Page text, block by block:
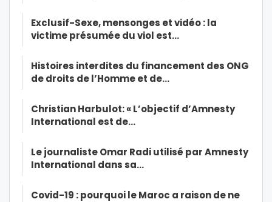
Exclusif-Sexe, mensonges et vidéo : la
victime présumée du viol est…
Histoires interdites du financement des ONG
de droits de l’Homme et de…
Christian Harbulot: « L’objectif d’Amnesty
International est de…
Le journaliste Omar Radi utilisé par Amnesty
International dans sa…
Covid-19 : pourquoi le Maroc a raison de ne